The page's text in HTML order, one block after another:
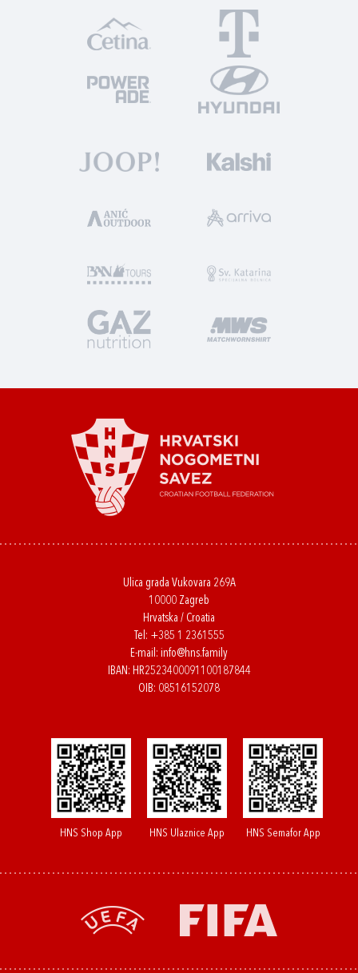
Ulica grada Vukovara 269A
10000 Zagreb
Hrvatska / Croatia
Tel: +385 1 2361555
E-mail: info@hns.family
IBAN: HR2523400091100187844
OIB: 08516152078
HNS Shop App HNS Ulaznice App HNS Semafor App